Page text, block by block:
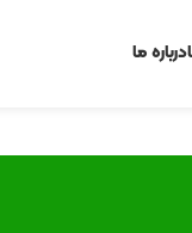
درباره ما